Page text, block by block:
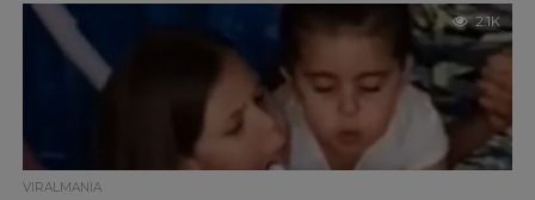
2.1K
VIRALMANIA